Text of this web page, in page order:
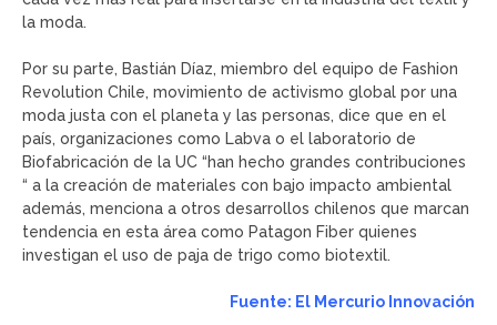
la moda.
Por su parte, Bastián Díaz, miembro del equipo de Fashion
Revolution Chile, movimiento de activismo global por una
moda justa con el planeta y las personas, dice que en el
país, organizaciones como Labva o el laboratorio de
Biofabricación de la UC “han hecho grandes contribuciones
“ a la creación de materiales con bajo impacto ambiental
además, menciona a otros desarrollos chilenos que marcan
tendencia en esta área como Patagon Fiber quienes
investigan el uso de paja de trigo como biotextil.
Fuente: El Mercurio Innovación